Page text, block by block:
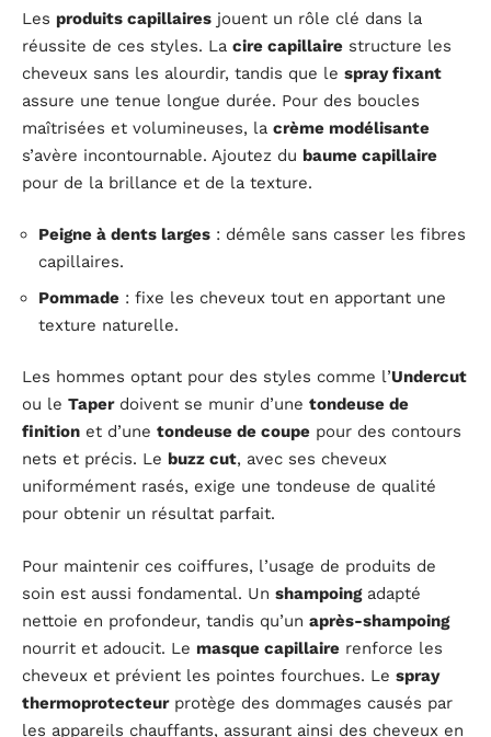
Les produits capillaires jouent un rôle clé dans la
réussite de ces styles. La cire capillaire structure les
cheveux sans les alourdir, tandis que le spray fixant
assure une tenue longue durée. Pour des boucles
maîtrisées et volumineuses, la crème modélisante
s’avère incontournable. Ajoutez du baume capillaire
pour de la brillance et de la texture.
Peigne à dents larges : démêle sans casser les fibres
capillaires.
Pommade : fixe les cheveux tout en apportant une
texture naturelle.
Les hommes optant pour des styles comme l’Undercut
ou le Taperdoivent se munir d’une tondeuse de
finition et d’une tondeuse de coupe pour des contours
nets et précis. Le buzz cut, avec ses cheveux
uniformément rasés, exige une tondeuse de qualité
pour obtenir un résultat parfait.
Pour maintenir ces coiffures, l’usage de produits de
soin est aussi fondamental. Un shampoingadapté
nettoie en profondeur, tandis qu’un après-shampoing
nourrit et adoucit. Le masque capillaire renforce les
cheveux et prévient les pointes fourchues. Le spray
thermoprotecteurprotège des dommages causés par
les appareils chauffants, assurant ainsi des cheveux en